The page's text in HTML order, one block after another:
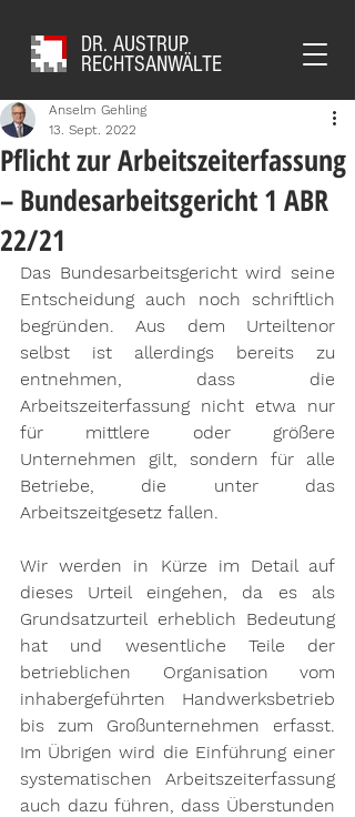
DR. AUSTRUP
RECHTSANWÄLTE
Pflicht zur Arbeitszeiterfassung
– Bundesarbeitsgericht 1 ABR
22/21
Anselm Gehling
13. Sept. 2022
Das Bundesarbeitsgericht wird seine
Entscheidung auch noch schriftlich
begründen. Aus dem Urteiltenor
selbst ist allerdings bereits zu
entnehmen, dass die
Arbeitszeiterfassung nicht etwa nur
für mittlere oder größere
Unternehmen gilt, sondern für alle
Betriebe, die unter das
Arbeitszeitgesetz fallen.
Wir werden in Kürze im Detail auf
dieses Urteil eingehen, da es als
Grundsatzurteil erheblich Bedeutung
hat und wesentliche Teile der
betrieblichen Organisation vom
inhabergeführten Handwerksbetrieb
bis zum Großunternehmen erfasst.
Im Übrigen wird die Einführung einer
systematischen Arbeitszeiterfassung
auch dazu führen, dass Überstunden